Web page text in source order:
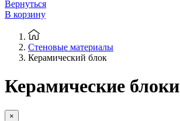
Вернуться
В корзину
Стеновые материалы
Керамический блок
Керамические блоки
×